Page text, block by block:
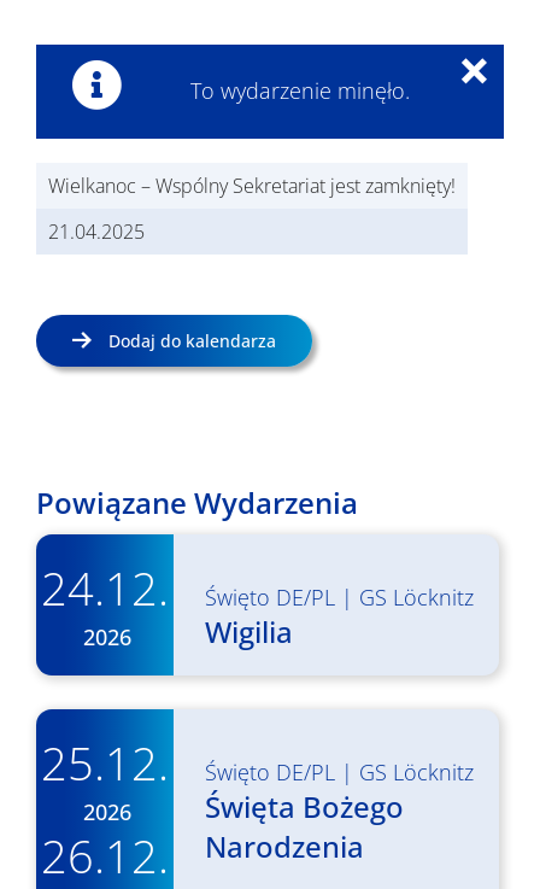
To wydarzenie minęło.
×
Wielkanoc – Wspólny Sekretariat jest zamknięty!
21.04.2025
Dodaj do kalendarza
Powiązane Wydarzenia
24.12.
2026
Święto DE/PL | GS Löcknitz
Wigilia
25.12.
2026
26.12.
Święto DE/PL | GS Löcknitz
Święta Bożego
Narodzenia